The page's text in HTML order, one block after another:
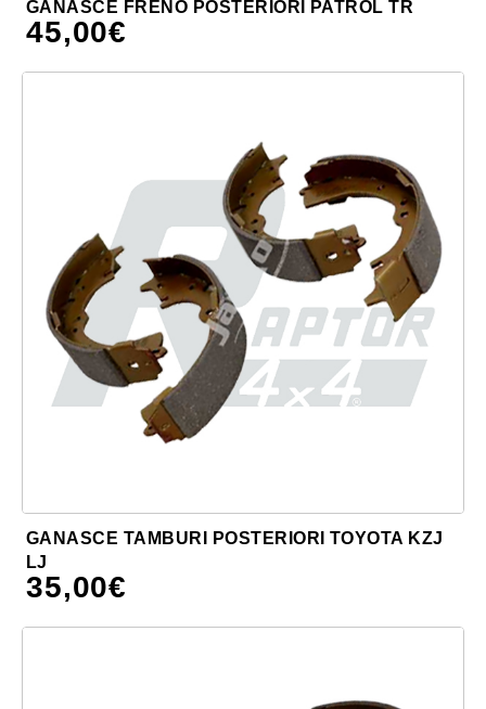
GANASCE FRENO POSTERIORI PATROL TR
45,00€
GANASCE TAMBURI POSTERIORI TOYOTA KZJ
LJ
35,00€